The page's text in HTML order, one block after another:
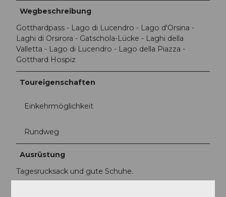
Wegbeschreibung
Gotthardpass - Lago di Lucendro - Lago d'Orsina -
Laghi di Orsirora - Gatschola-Lücke - Laghi della
Valletta - Lago di Lucendro - Lago della Piazza -
Gotthard Hospiz
Toureigenschaften
Einkehrmöglichkeit
Rundweg
Ausrüstung
Tagesrucksack und gute Schuhe.